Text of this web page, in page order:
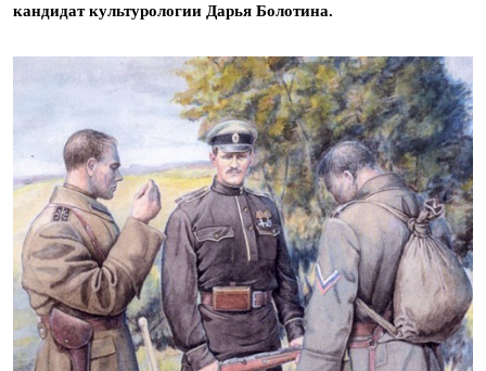
кандидат культурологии Дарья Болотина.